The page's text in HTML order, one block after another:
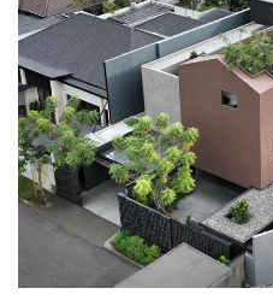
企业招聘
企业会员
关于投稿
广告投放
关于我们